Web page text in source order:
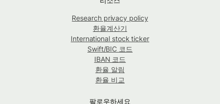
Research privacy policy
환율계산기
International stock ticker
Swift/BIC 코드
IBAN 코드
환율 알림
환율 비교
팔로우하세요